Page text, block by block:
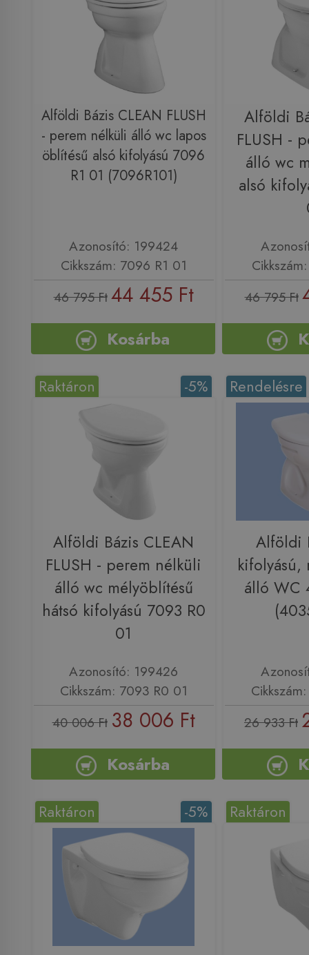
Alföldi Bázis CLEAN FLUSH
- perem nélküli álló wc lapos
öblítésű alsó kifolyású 7096
R1 01 (7096R101)
Azonosító: 199424
Cikkszám: 7096 R1 01
46 795 Ft 44 455 Ft
Kosárba
Alföldi
FLUSH -
álló wc
alsó
46 795 Ft
-5%
Raktáron
Alföldi Bázis CLEAN
FLUSH - perem nélküli
álló wc mélyöblítésű
hátsó kifolyású 7093 R0
01
Azonosító: 199426
Cikkszám: 7093 R0 01
40 006 Ft 38 006 Ft
Kosárba
Rendelésre
Alföldi
kifolyású,
álló WC
26 933 Ft
-5%
Raktáron Raktáron